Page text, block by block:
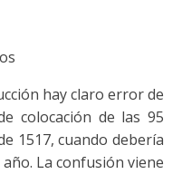
hay claro error de
colocación de las 95
1517, cuando debería
La confusión viene